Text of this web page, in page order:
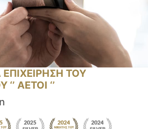
ΕΠΙΧΕΙΡΗΣΗ ΤΟΥ
ΑΕΤΟΙ ‘’